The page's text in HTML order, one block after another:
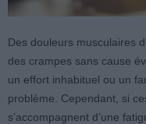
Des douleurs musculaires
des crampes sans cause
un effort inhabituel ou un
problème. Cependant, si
s’accompagnent d’une